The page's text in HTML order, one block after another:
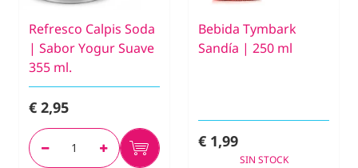
Refresco Calpis Soda
| Sabor Yogur Suave
355 ml.
€ 2,95
Bebida Tymbark
Sandía | 250 ml
€ 1,99
SIN STOCK